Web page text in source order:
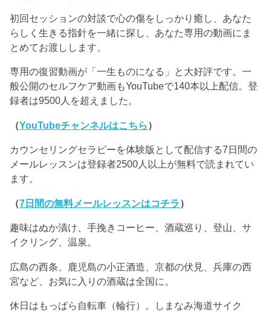
初回セッションの対談で心の傷をしっかり癒し、あなた
らしく生きる指針を一緒に探し、あなた専用の動画にま
とめてお渡しします。
専用の復習動画が「一生ものになる」と大好評です。一
般公開のセルフケア動画もYouTubeで140本以上配信。登
録者は9500人を超えました。
（YouTubeチャンネルはこちら ）
カウンセリングセラピーを体験版として配信する7日間の
メールレッスンは登録者2500人以上が無料で読まれてい
ます。
（7日間の無料メールレッスンはコチラ ）
趣味はぬか漬け、手挽きコーヒー、酒蔵巡り、登山、サ
イクリング、温泉。
広島の西条、鹿児島の小正酒造、京都の伏見、兵庫の西
宮など、お気に入りの酒蔵は全国に。
休日はもっぱら自転車（輪行）。しまなみ海道サイク